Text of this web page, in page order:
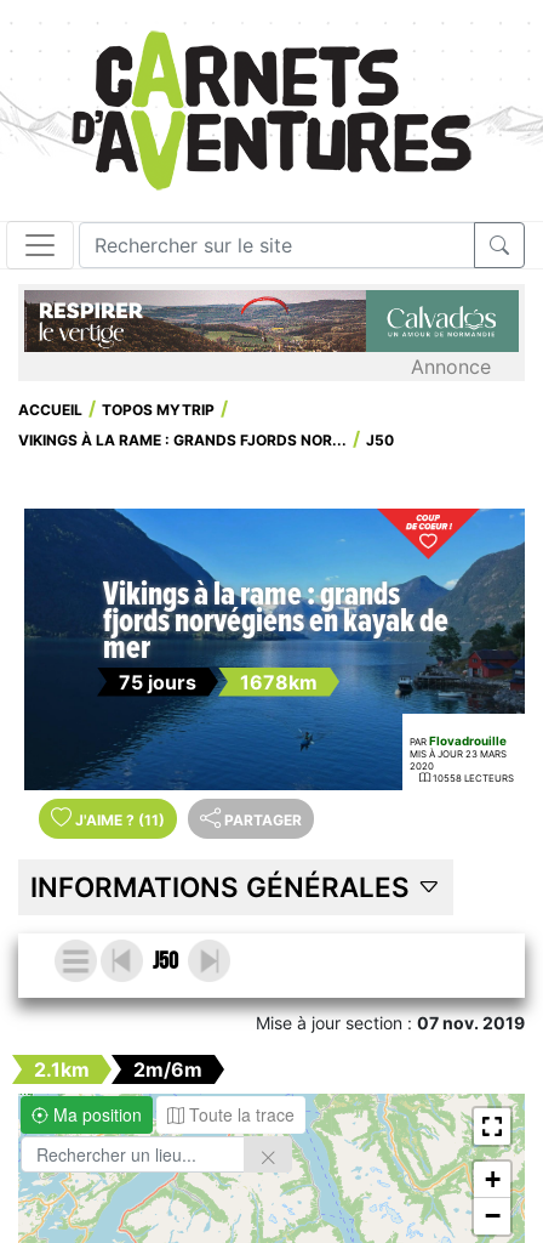
Annonce
ACCUEIL
TOPOS MYTRIP
VIKINGS À LA RAME : GRANDS FJORDS NOR...
J50
Vikings à la rame : grands
fjords norvégiens en kayak de
mer
75 jours 1678km
PAR Flovadrouille
MIS À JOUR 23 MARS
2020
10558 LECTEURS
J'AIME ? (11) PARTAGER
INFORMATIONS GÉNÉRALES
J50
Mise à jour section :07 nov. 2019
2.1km
2m/6m
Ma position
Toute la trace
+
−